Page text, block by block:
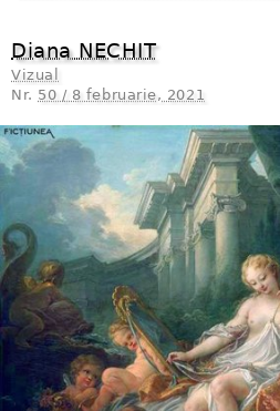
Diana NECHIT
Vizual
Nr. 50 / 8 februarie, 2021